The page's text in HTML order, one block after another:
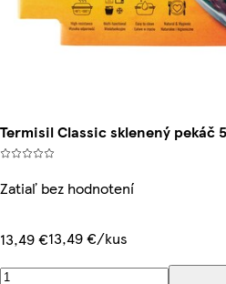
Termisil Classic sklenený pekáč
Zatiaľ bez hodnotení
13,49 €13,49 €/kus